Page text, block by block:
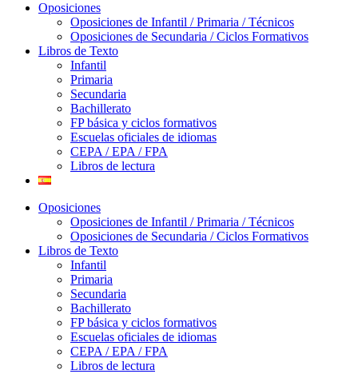
Oposiciones
Oposiciones de Infantil / Primaria / Técnicos
Oposiciones de Secundaria / Ciclos Formativos
Libros de Texto
Infantil
Primaria
Secundaria
Bachillerato
FP básica y ciclos formativos
Escuelas oficiales de idiomas
CEPA / EPA / FPA
Libros de lectura
Oposiciones
Oposiciones de Infantil / Primaria / Técnicos
Oposiciones de Secundaria / Ciclos Formativos
Libros de Texto
Infantil
Primaria
Secundaria
Bachillerato
FP básica y ciclos formativos
Escuelas oficiales de idiomas
CEPA / EPA / FPA
Libros de lectura